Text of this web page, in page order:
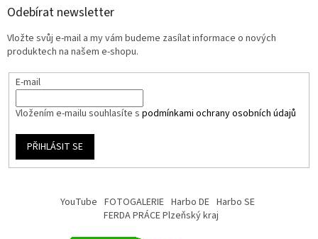
Odebírat newsletter
Vložte svůj e-mail a my vám budeme zasílat informace o nových
produktech na našem e-shopu.
E-mail
Vložením e-mailu souhlasíte s podmínkami ochrany osobních údajů
PŘIHLÁSIT SE
YouTube FOTOGALERIE Harbo DE Harbo SE
FERDA PRÁCE Plzeňský kraj